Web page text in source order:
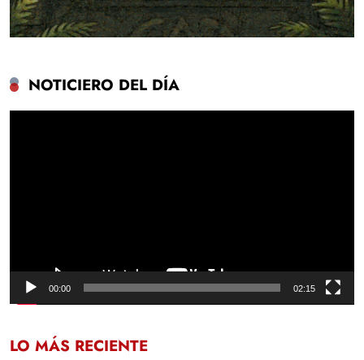
NOTICIERO DEL DÍA
00:00 02:15
LO MÁS RECIENTE